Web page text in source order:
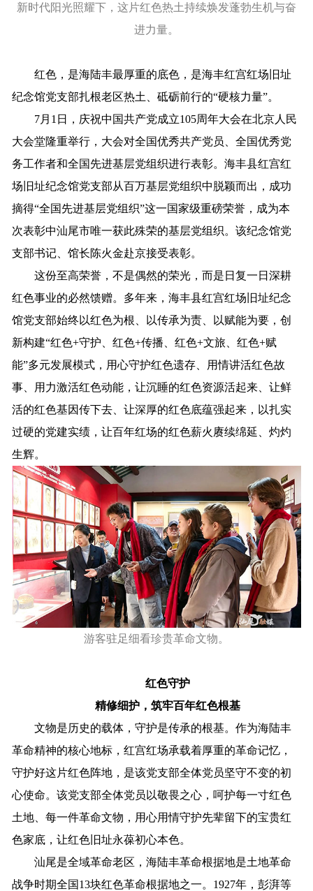
新时代阳光照耀下，这片红色热土持续焕发蓬勃生机与奋
进力量。
红色，是海陆丰最厚重的底色，是海丰红宫红场旧址
纪念馆党支部扎根老区热土、砥砺前行的“硬核力量”。
7月1日，庆祝中国共产党成立105周年大会在北京人民
大会堂隆重举行，大会对全国优秀共产党员、全国优秀党
务工作者和全国先进基层党组织进行表彰。海丰县红宫红
场旧址纪念馆党支部从百万基层党组织中脱颖而出，成功
摘得“全国先进基层党组织”这一国家级重磅荣誉，成为本
次表彰中汕尾市唯一获此殊荣的基层党组织。该纪念馆党
支部书记、馆长陈火金赴京接受表彰。
这份至高荣誉，不是偶然的荣光，而是日复一日深耕
红色事业的必然馈赠。多年来，海丰县红宫红场旧址纪念
馆党支部始终以红色为根、以传承为责、以赋能为要，创
新构建“红色+守护、红色+传播、红色+文旅、红色+赋
能”多元发展模式，用心守护红色遗存、用情讲活红色故
事、用力激活红色动能，让沉睡的红色资源活起来、让鲜
活的红色基因传下去、让深厚的红色底蕴强起来，以扎实
过硬的党建实绩，让百年红场的红色薪火赓续绵延、灼灼
生辉。
游客驻足细看珍贵革命文物。
红色守护
精修细护，筑牢百年红色根基
文物是历史的载体，守护是传承的根基。作为海陆丰
革命精神的核心地标，红宫红场承载着厚重的革命记忆，
守护好这片红色阵地，是该党支部全体党员坚守不变的初
心使命。该党支部全体党员以敬畏之心，呵护每一寸红色
土地、每一件革命文物，用心用情守护先辈留下的宝贵红
色家底，让红色旧址永葆初心本色。
汕尾是全域革命老区，海陆丰革命根据地是土地革命
战争时期全国13块红色革命根据地之一。1927年，彭湃等